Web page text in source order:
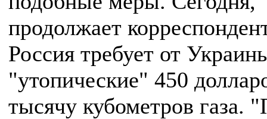
продолжает
Россия требует от
"утопические" 450
тысячу кубометров газа.